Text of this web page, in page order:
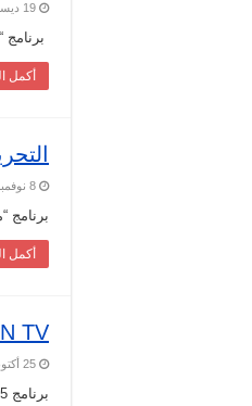
19 ديسمبر، 2015
أكمل
8 نوفمبر، 2014
برنامج
أكمل
TV
25 أكتوبر، 2014
برنامج 30/25 مع إبراهيم عيسى